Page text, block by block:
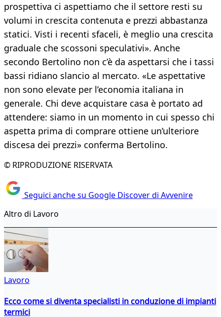
prospettiva ci aspettiamo che il settore resti su
volumi in crescita contenuta e prezzi abbastanza
statici. Visti i recenti sfaceli, è meglio una crescita
graduale che scossoni speculativi». Anche
secondo Bertolino non c’è da aspettarsi che i tassi
bassi ridiano slancio al mercato. «Le aspettative
non sono elevate per l’economia italiana in
generale. Chi deve acquistare casa è portato ad
attendere: siamo in un momento in cui spesso chi
aspetta prima di comprare ottiene un’ulteriore
discesa dei prezzi» conferma Bertolino.
© RIPRODUZIONE RISERVATA
Seguici anche su Google Discover di Avvenire
Altro di Lavoro
Lavoro
Ecco come si diventa specialisti in conduzione di impianti
termici